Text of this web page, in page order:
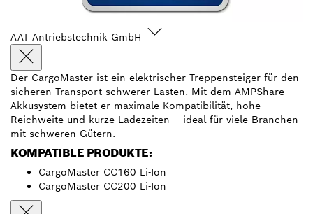
AAT Antriebstechnik GmbH
Der CargoMaster ist ein elektrischer Treppensteiger für den
sicheren Transport schwerer Lasten. Mit dem AMPShare
Akkusystem bietet er maximale Kompatibilität, hohe
Reichweite und kurze Ladezeiten – ideal für viele Branchen
mit schweren Gütern.
KOMPATIBLE PRODUKTE:
CargoMaster CC160 Li-Ion
CargoMaster CC200 Li-Ion